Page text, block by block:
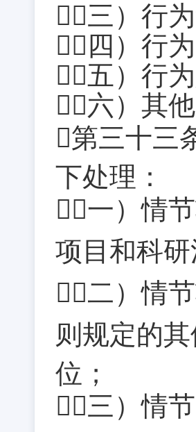
（三）行
（四）行
（五）行
（六）其
第三十三
下处理：
（一）情
项目和科研
（二）情
则规定的
位；
（三）情